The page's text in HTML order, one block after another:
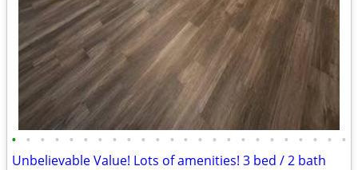
• • • • • • • • • • • • • • • • • • • • • • • •
Unbelievable Value! Lots of amenities! 3 bed / 2 bath